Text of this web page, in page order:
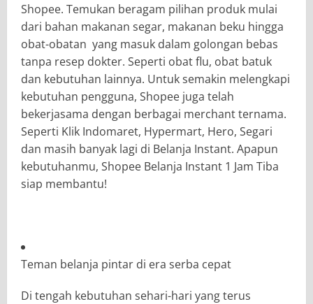
Shopee. Temukan beragam pilihan produk mulai
dari bahan makanan segar, makanan beku hingga
obat-obatan yang masuk dalam golongan bebas
tanpa resep dokter. Seperti obat flu, obat batuk
dan kebutuhan lainnya. Untuk semakin melengkapi
kebutuhan pengguna, Shopee juga telah
bekerjasama dengan berbagai merchant ternama.
Seperti Klik Indomaret, Hypermart, Hero, Segari
dan masih banyak lagi di Belanja Instant. Apapun
kebutuhanmu, Shopee Belanja Instant 1 Jam Tiba
siap membantu!
Teman belanja pintar di era serba cepat
Di tengah kebutuhan sehari-hari yang terus